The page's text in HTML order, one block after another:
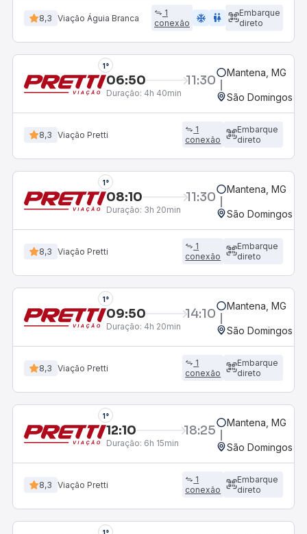
8,3 Viação Águia Branca
1
conexão
ac_unit wc
Embarque
direto
1°
06:50 11:30
Duração: 4h 40min
Mantena, MG
São Domingos
8,3 Viação Pretti
1
conexão
Embarque
direto
1°
08:10 11:30
Duração: 3h 20min
Mantena, MG
São Domingos
8,3 Viação Pretti
1
conexão
Embarque
direto
1°
09:50 14:10
Duração: 4h 20min
Mantena, MG
São Domingos
8,3 Viação Pretti
1
conexão
Embarque
direto
1°
12:10 18:25
Duração: 6h 15min
Mantena, MG
São Domingos
8,3 Viação Pretti
1
conexão
Embarque
direto